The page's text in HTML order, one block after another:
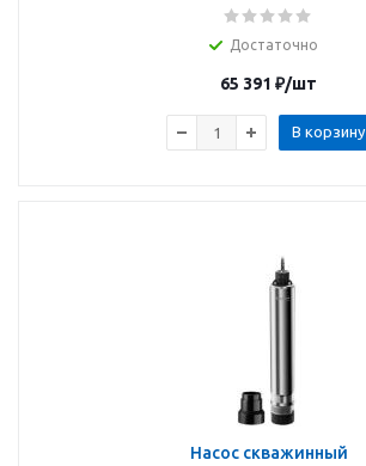
Достаточно
65 391 ₽/шт
В корзину
Насос скважинный